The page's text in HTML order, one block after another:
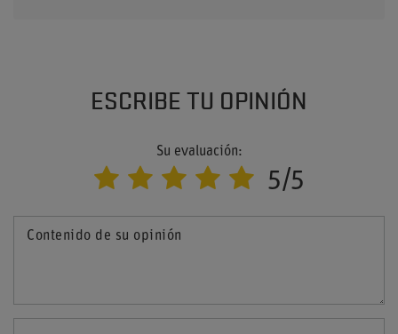
ESCRIBE TU OPINIÓN
Su evaluación:
5/5
Contenido de su opinión